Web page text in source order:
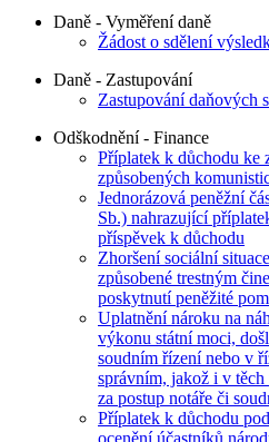
Daně - Vyměření daně
Žádost o sdělení
Daně - Zastupování
Zastupování daňových
Odškodnění - Finance
Příplatek k důchodu ke
způsobených
Jednorázová peněžní
Sb.) nahrazující
příspěvek k důchodu
Zhoršení sociální
způsobené trestným
poskytnutí peněžité
Uplatnění nároku na
výkonu státní moci,
soudním řízení nebo v
správním, jakož i v
za postup notáře či
Příplatek k důchodu